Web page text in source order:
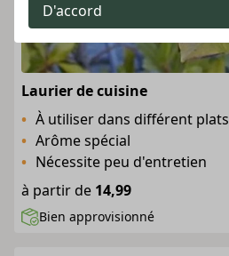
D'accord
Laurier de cuisine
À utiliser dans différent plats
Arôme spécial
Nécessite peu d'entretien
à partir de 14,99
Bien approvisionné